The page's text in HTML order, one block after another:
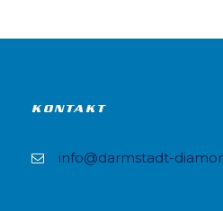
KONTAKT
info@darmstadt-